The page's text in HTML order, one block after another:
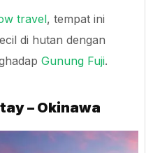
travel, tempat ini
di hutan dengan
Gunung Fuji.
– Okinawa